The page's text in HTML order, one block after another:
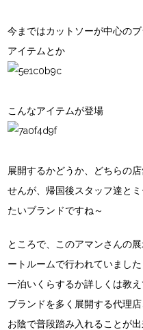
今まではカットソーが中心の
アイテムとか
こんなアイテムが登場
展開するかどうか、どちらの
せんが、帰国後スタッフ達と
たいブランドですね～
ところで、このアマンさんの
ートルームで行われていました
一泊いくらするか詳しくは教
ブランドを多く展開する代理
お陰で普段踏み入れることが